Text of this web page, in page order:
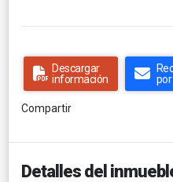
Descargar
información
Compartir
Detalles del